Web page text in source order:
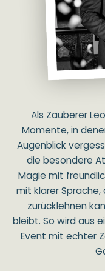
Als Zauberer
Momente, in
Augenblick
die besondere
Magie mit
mit klarer
zurücklehnen
bleibt. So wird aus
Event mit echter